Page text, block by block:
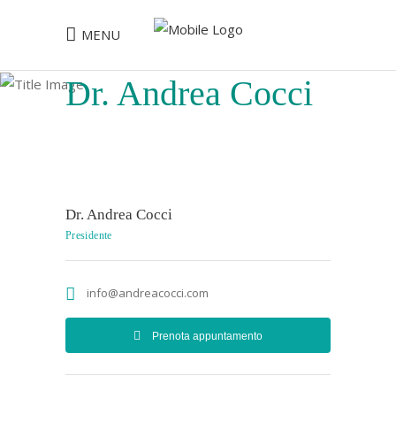
MENU
Dr. Andrea Cocci
Dr. Andrea Cocci
Presidente
info@andreacocci.com
Prenota appuntamento